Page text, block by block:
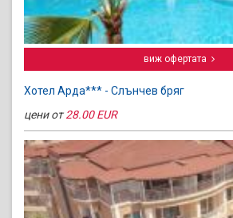
виж офертата
Хотел Арда*** - Слънчев бряг
цени от28.00 EUR